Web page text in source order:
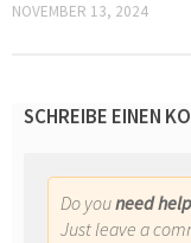
NOVEMBER 13, 2024
SCHREIBE EINEN
Do youneed help
Just leave a